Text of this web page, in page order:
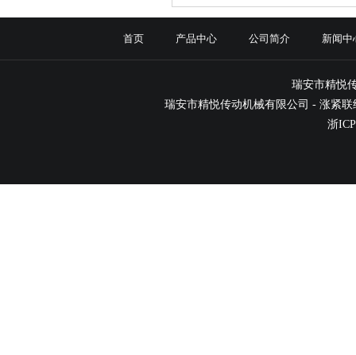
首页 产品中心 公司简介 新闻中
瑞安市精悦
瑞安市精悦传动机械有限公司 - 涨紧联
浙